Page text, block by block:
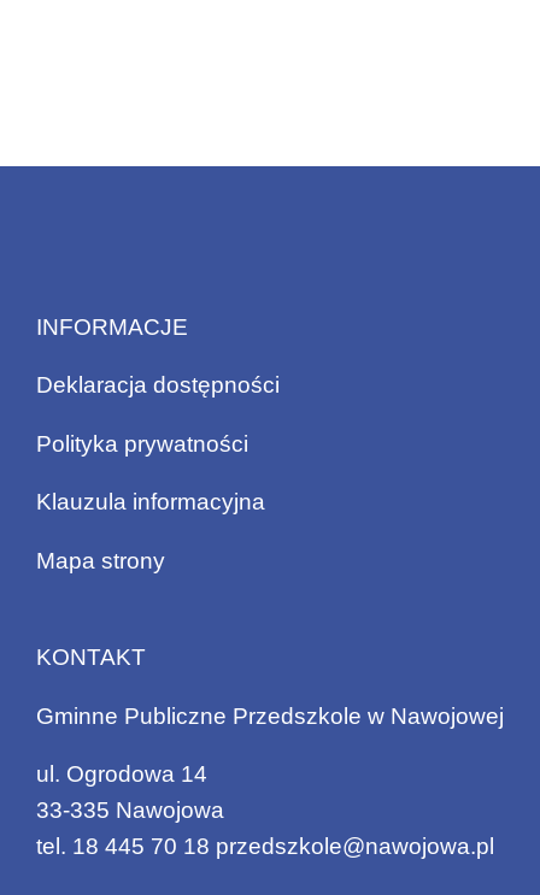
INFORMACJE
Deklaracja dostępności
Polityka prywatności
Klauzula informacyjna
Mapa strony
KONTAKT
Gminne Publiczne Przedszkole w Nawojowej
ul. Ogrodowa 14
33-335 Nawojowa
tel. 18 445 70 18 przedszkole@nawojowa.pl